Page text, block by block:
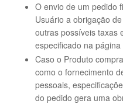
O envio de um pedido
Usuário a obrigação
outras possíveis taxas
especificado na
Caso o Produto
como o fornecimento
pessoais,
do pedido gera uma